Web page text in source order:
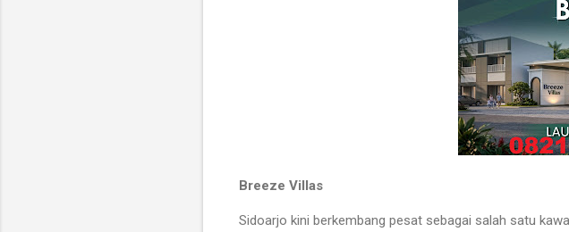
Breeze Villas
Sidoarjo kini berkembang pesat sebagai salah satu